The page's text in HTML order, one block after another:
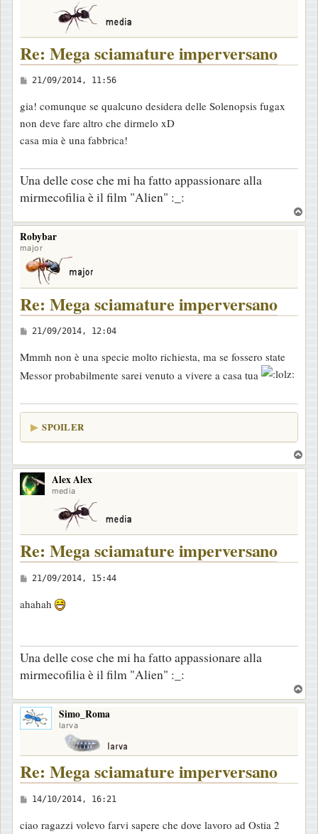
Re: Mega sciamature imperversano
M
s
s
a
g
i
21/09/2014, 11:56
gia! comunque se qualcuno desidera delle Solenopsis fugax
non deve fare altro che dirmelo xD
casa mia è una fabbrica!
Una delle cose che mi ha fatto appassionare alla
mirmecofilia è il film "Alien" :_:
o
Robybar
major
Re: Mega sciamature imperversano
M
s
s
g
g
o
21/09/2014, 12:04
Mmmh non è una specie molto richiesta, ma se fossero state
Messor probabilmente sarei venuto a vivere a casa tua
SPOILER
o
Alex Alex
media
Re: Mega sciamature imperversano
M
s
a
g
g
o
21/09/2014, 15:44
ahahah
Una delle cose che mi ha fatto appassionare alla
mirmecofilia è il film "Alien" :_:
o
Simo_Roma
larva
Re: Mega sciamature imperversano
M
s
14/10/2014, 16:21
ciao ragazzi volevo farvi sapere che dove lavoro ad Ostia 2